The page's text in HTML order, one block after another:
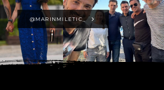
@MARINMILETIC_